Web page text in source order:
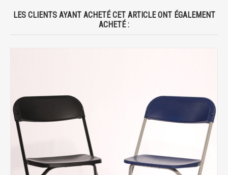
LES CLIENTS AYANT ACHETÉ CET ARTICLE ONT ÉGALEMENT
ACHETÉ :